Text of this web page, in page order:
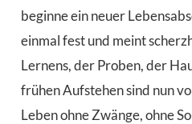
beginne ein neuer
einmal fest und meint
Lernens, der Proben, der
frühen Aufstehen sind nun
Leben ohne Zwänge, ohne